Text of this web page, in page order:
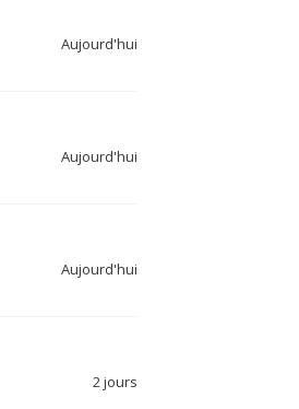
Aujourd'hui
Aujourd'hui
Aujourd'hui
2 jours